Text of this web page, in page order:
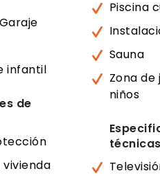
infantil
de
vivienda
Piscina
Sauna
Zona
niños
técnicas